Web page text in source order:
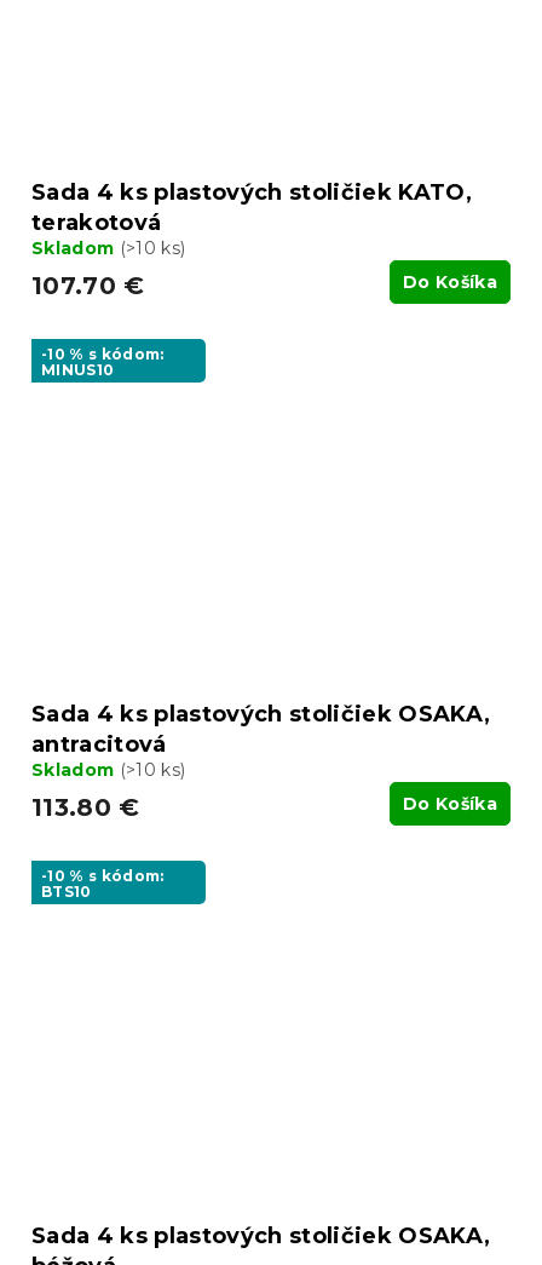
Sada 4 ks plastových stoličiek KATO,
terakotová
Skladom (>10 ks)
107.70 € Do Košíka
-10 % s kódom:
MINUS10
Sada 4 ks plastových stoličiek OSAKA,
antracitová
Skladom (>10 ks)
113.80 € Do Košíka
-10 % s kódom:
BTS10
Sada 4 ks plastových stoličiek OSAKA,